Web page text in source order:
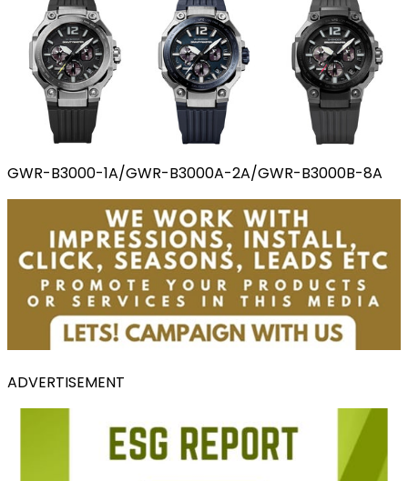
GWR-B3000-1A/GWR-B3000A-2A/GWR-B3000B-8A
ADVERTISEMENT